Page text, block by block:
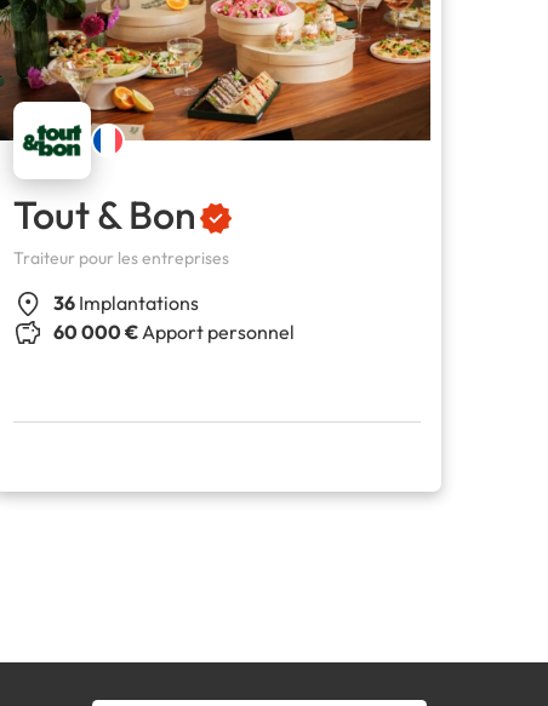
Tout & Bon
Traiteur pour les entreprises
36 Implantations
60 000 €Apport personnel